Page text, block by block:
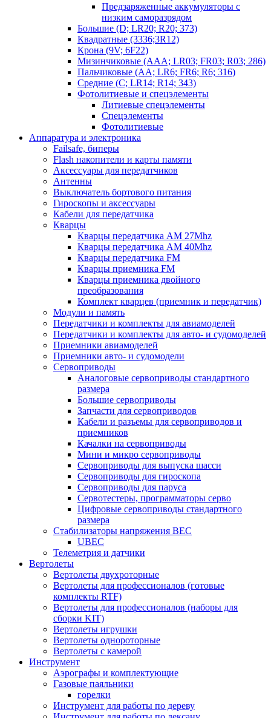
Предзаряженные аккумуляторы с
низким саморазрядом
Большие (D; LR20; R20; 373)
Квадратные (3336;3R12)
Крона (9V; 6F22)
Мизинчиковые (AAA; LR03; FR03; R03; 286)
Пальчиковые (AA; LR6; FR6; R6; 316)
Средние (C; LR14; R14; 343)
Фотолитиевые и спецэлементы
Литиевые спецэлементы
Спецэлементы
Фотолитиевые
Аппаратура и электроника
Failsafe, биперы
Flash накопители и карты памяти
Аксессуары для передатчиков
Антенны
Выключатель бортового питания
Гироскопы и аксессуары
Кабели для передатчика
Кварцы
Кварцы передатчика AM 27Mhz
Кварцы передатчика AM 40Mhz
Кварцы передатчика FM
Кварцы приемника FM
Кварцы приемника двойного
преобразования
Комплект кварцев (приемник и передатчик)
Модули и память
Передатчики и комплекты для авиамоделей
Передатчики и комплекты для авто- и судомоделей
Приемники авиамоделей
Приемники авто- и судомодели
Сервоприводы
Аналоговые сервоприводы стандартного
размера
Большие сервоприводы
Запчасти для сервоприводов
Кабели и разъемы для сервоприводов и
приемников
Качалки на сервоприводы
Мини и микро сервоприводы
Сервоприводы для выпуска шасси
Сервоприводы для гироскопа
Сервоприводы для паруса
Сервотестеры, программаторы серво
Цифровые сервоприводы стандартного
размера
Стабилизаторы напряжения BEC
UBEC
Телеметрия и датчики
Вертолеты
Вертолеты двухроторные
Вертолеты для профессионалов (готовые
комплекты RTF)
Вертолеты для профессионалов (наборы для
сборки KIT)
Вертолеты игрушки
Вертолеты однороторные
Вертолеты с камерой
Инструмент
Аэрографы и комплектующие
Газовые паяльники
горелки
Инструмент для работы по дереву